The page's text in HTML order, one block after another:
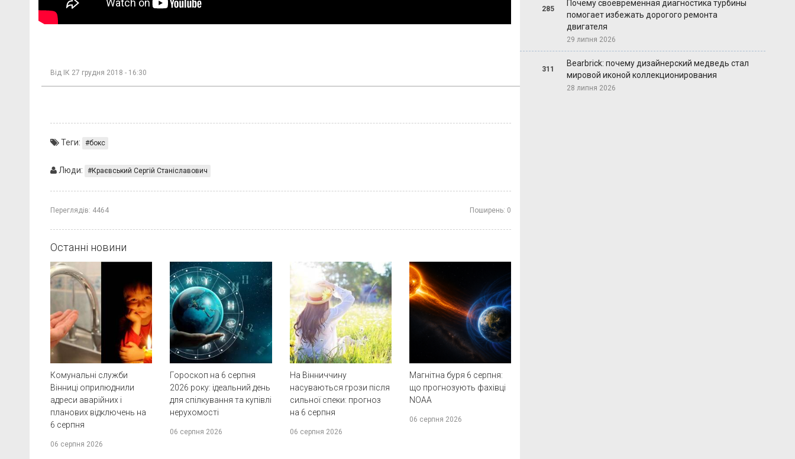
Від ІК 27 грудня 2018 - 16:30
Теги: бокс
Люди: Краєвський Сергій Станіславович
Переглядів: 4464 Поширень: 0
Останні новини
Комунальні служби
Вінниці оприлюднили
адреси аварійних і
планових відключень на
6 серпня
06 серпня 2026
Гороскоп на 6 серпня
2026 року: ідеальний день
для спілкування та купівлі
нерухомості
06 серпня 2026
На Вінниччину
насуваються грози після
сильної спеки: прогноз
на 6 серпня
06 серпня 2026
Магнітна буря 6 серпня:
що прогнозують фахівці
NOAA
06 серпня 2026
285
Почему своевременная диагностика турбины
помогает избежать дорогого ремонта
двигателя
29 липня 2026
311
Bearbrick: почему дизайнерский медведь стал
мировой иконой коллекционирования
28 липня 2026